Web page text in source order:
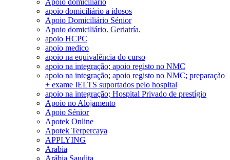
apoio domiciliário a idosos
Apoio Domiciliário Sénior
Apoio domiciliário. Geriatría.
apoio HCPC
apoio medico
apoio na equivalência do curso
apoio na integração; apoio registo no NMC
apoio na integração; apoio registo no NMC; preparação
+ exame IELTS suportados pelo hospital
apoio na integração; Hospital Privado de prestígio
Apoio no Alojamento
Apoio Sénior
Apotek Online
Apotek Terpercaya
APPLYING
Arabia
Arábia Saudita